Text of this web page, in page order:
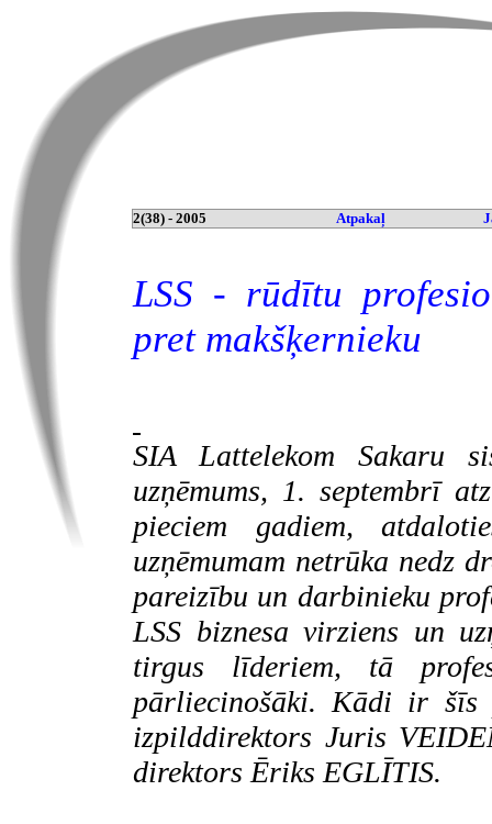
2(38) - 2005 Atpakaļ
LSS - rūdītu
pret makšķernieku
SIA Lattelekom Sakaru
uzņēmums, 1. septembrī
pieciem gadiem,
uzņēmumam netrūka nedz
pareizību un darbinieku
LSS biznesa virziens un
tirgus līderiem, tā
pārliecinošāki. Kādi ir šīs
izpilddirektors Juris
direktors Ēriks EGLĪTIS.